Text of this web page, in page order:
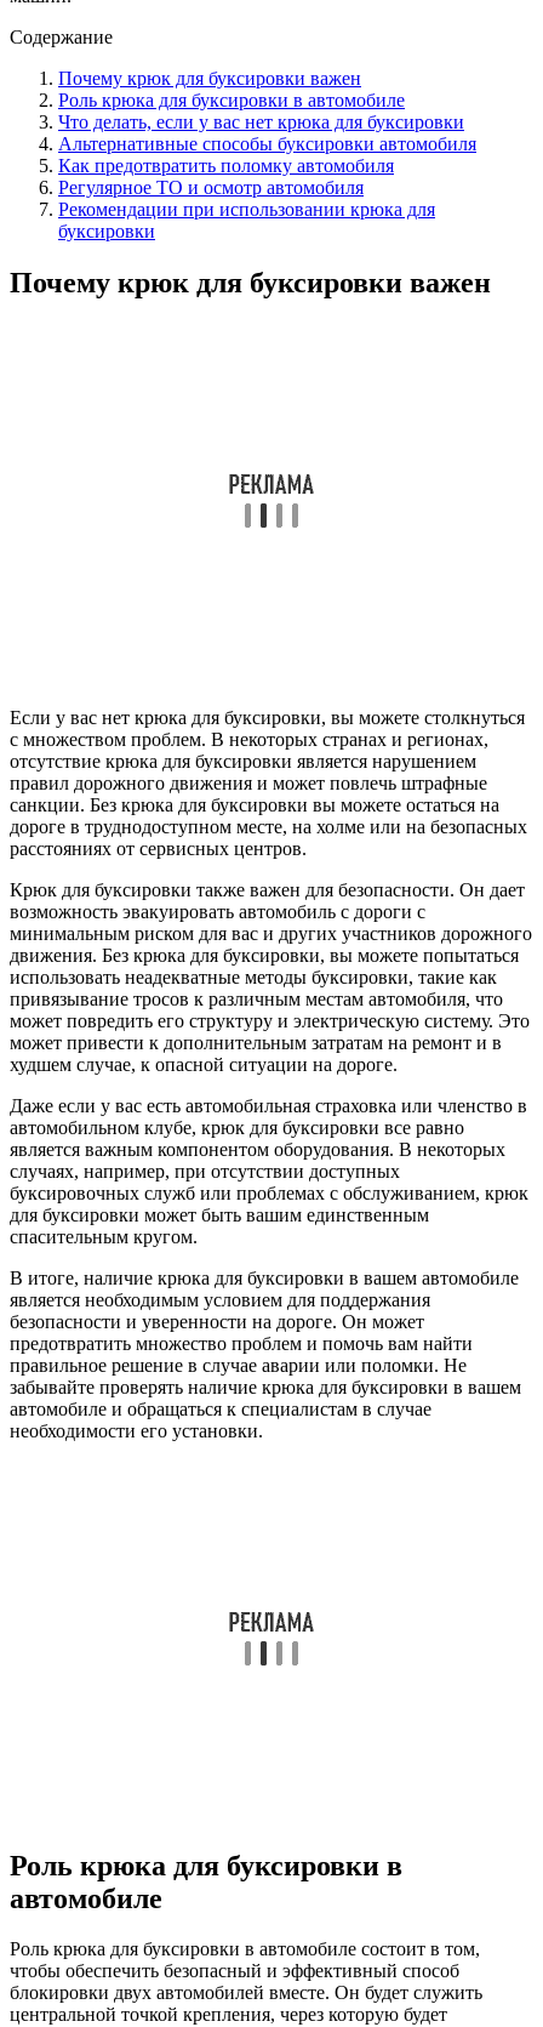
Содержание
Почему крюк для буксировки важен
Роль крюка для буксировки в автомобиле
Что делать, если у вас нет крюка для буксировки
Альтернативные способы буксировки автомобиля
Как предотвратить поломку автомобиля
Регулярное ТО и осмотр автомобиля
Рекомендации при использовании крюка для
буксировки
Почему крюк для буксировки важен
Если у вас нет крюка для буксировки, вы можете столкнуться
с множеством проблем. В некоторых странах и регионах,
отсутствие крюка для буксировки является нарушением
правил дорожного движения и может повлечь штрафные
санкции. Без крюка для буксировки вы можете остаться на
дороге в труднодоступном месте, на холме или на безопасных
расстояниях от сервисных центров.
Крюк для буксировки также важен для безопасности. Он дает
возможность эвакуировать автомобиль с дороги с
минимальным риском для вас и других участников дорожного
движения. Без крюка для буксировки, вы можете попытаться
использовать неадекватные методы буксировки, такие как
привязывание тросов к различным местам автомобиля, что
может повредить его структуру и электрическую систему. Это
может привести к дополнительным затратам на ремонт и в
худшем случае, к опасной ситуации на дороге.
Даже если у вас есть автомобильная страховка или членство в
автомобильном клубе, крюк для буксировки все равно
является важным компонентом оборудования. В некоторых
случаях, например, при отсутствии доступных
буксировочных служб или проблемах с обслуживанием, крюк
для буксировки может быть вашим единственным
спасительным кругом.
В итоге, наличие крюка для буксировки в вашем автомобиле
является необходимым условием для поддержания
безопасности и уверенности на дороге. Он может
предотвратить множество проблем и помочь вам найти
правильное решение в случае аварии или поломки. Не
забывайте проверять наличие крюка для буксировки в вашем
автомобиле и обращаться к специалистам в случае
необходимости его установки.
Роль крюка для буксировки в
автомобиле
Роль крюка для буксировки в автомобиле состоит в том,
чтобы обеспечить безопасный и эффективный способ
блокировки двух автомобилей вместе. Он будет служить
центральной точкой крепления, через которую будет